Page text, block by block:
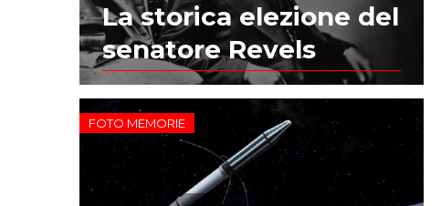
La storica elezione del
senatore Revels
FOTO MEMORIE